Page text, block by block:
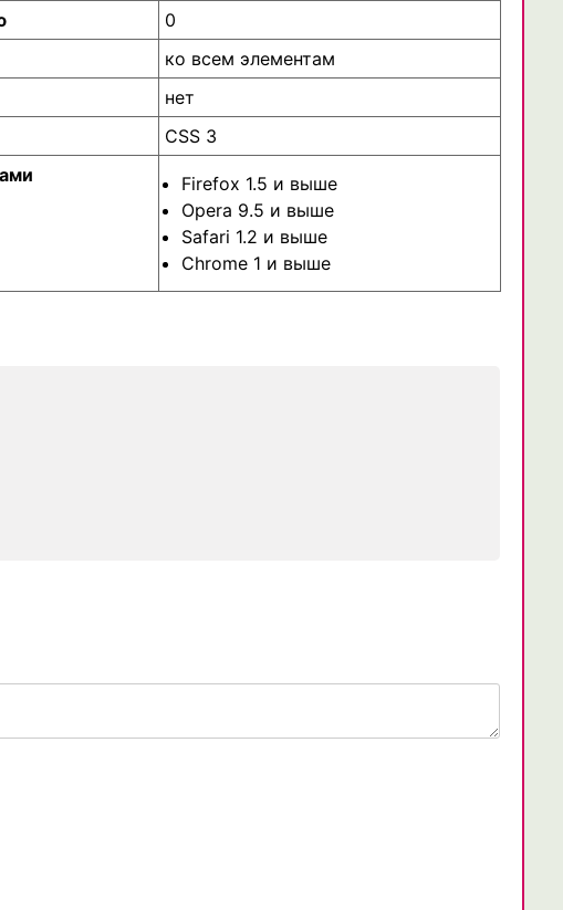
0
ко всем элементам
нет
CSS 3
Firefox 1.5 и выше
Opera 9.5 и выше
Safari 1.2 и выше
Chrome 1 и выше